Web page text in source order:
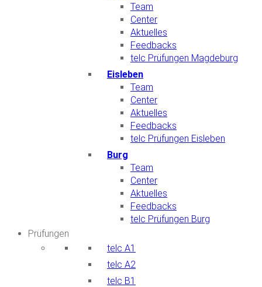
Team
Center
Aktuelles
Feedbacks
telc Prüfungen Magdeburg
Eisleben
Team
Center
Aktuelles
Feedbacks
telc Prüfungen Eisleben
Burg
Team
Center
Aktuelles
Feedbacks
telc Prüfungen Burg
Prüfungen
telc A1
telc A2
telc B1